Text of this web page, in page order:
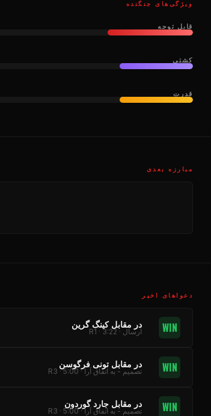
ویژگی‌های جنگنده
قابل توجه
کشتی
قدرت
مبارزه بعدی
دعواهای اخیر
WIN در مقابل کینگ گرین
ارسال · R1 · 3:22
WIN در مقابل تونی فرگوسن
تصمیم - به اتفاق آرا · R3 · 5:00
WIN در مقابل جارد گوردون
تصمیم - به اتفاق آرا · R3 · 5:00